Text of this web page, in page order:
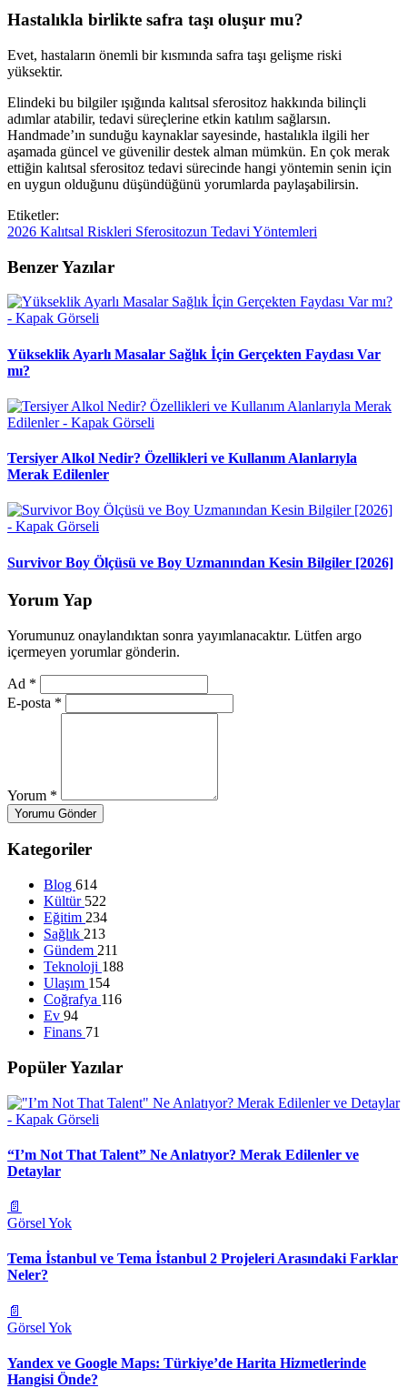
Hastalıkla birlikte safra taşı oluşur mu?
Evet, hastaların önemli bir kısmında safra taşı gelişme riski
yüksektir.
Elindeki bu bilgiler ışığında kalıtsal sferositoz hakkında bilinçli
adımlar atabilir, tedavi süreçlerine etkin katılım sağlarsın.
Handmade’ın sunduğu kaynaklar sayesinde, hastalıkla ilgili her
aşamada güncel ve güvenilir destek alman mümkün. En çok merak
ettiğin kalıtsal sferositoz tedavi sürecinde hangi yöntemin senin için
en uygun olduğunu düşündüğünü yorumlarda paylaşabilirsin.
Etiketler:
2026 Kalıtsal Riskleri Sferositozun Tedavi Yöntemleri
Benzer Yazılar
Yükseklik Ayarlı Masalar Sağlık İçin Gerçekten Faydası Var
mı?
Tersiyer Alkol Nedir? Özellikleri ve Kullanım Alanlarıyla
Merak Edilenler
Survivor Boy Ölçüsü ve Boy Uzmanından Kesin Bilgiler [2026]
Yorum Yap
Yorumunuz onaylandıktan sonra yayımlanacaktır. Lütfen argo
içermeyen yorumlar gönderin.
Ad *
E-posta *
Yorum *
Yorumu Gönder
Kategoriler
Blog 614
Kültür 522
Eğitim 234
Sağlık 213
Gündem 211
Teknoloji 188
Ulaşım 154
Coğrafya 116
Ev 94
Finans 71
Popüler Yazılar
“I’m Not That Talent” Ne Anlatıyor? Merak Edilenler ve
Detaylar
📄
Görsel Yok
Tema İstanbul ve Tema İstanbul 2 Projeleri Arasındaki Farklar
Neler?
📄
Görsel Yok
Yandex ve Google Maps: Türkiye’de Harita Hizmetlerinde
Hangisi Önde?